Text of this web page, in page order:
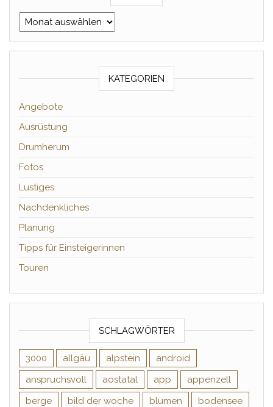
Archiv
KATEGORIEN
Angebote
Ausrüstung
Drumherum
Fotos
Lustiges
Nachdenkliches
Planung
Tipps für Einsteigerinnen
Touren
SCHLAGWÖRTER
3000 allgäu alpstein
android
anspruchsvoll
aostatal app
appenzell
berge
bild der woche blumen
bodensee